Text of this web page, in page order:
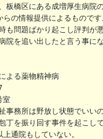
板橋区にある成増厚生病院
の情報提供によるものです
も問題ばかり起こし評判が
院を追い出したと言う事にな
よる薬物精神病
室
事務所は野放し状態でいい
丁を振り回す事件を起こして
通院もしていない。